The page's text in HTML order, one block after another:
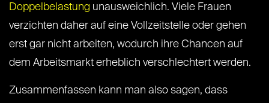
Doppelbelastung unausweichlich. Viele Frauen
verzichten daher auf eine Vollzeitstelle oder gehen
erst gar nicht arbeiten, wodurch ihre Chancen auf
dem Arbeitsmarkt erheblich verschlechtert werden.
Zusammenfassen kann man also sagen, dass